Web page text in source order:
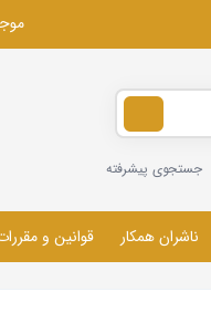
جستجوی پیشرفته
ناشران همکار قوانین و